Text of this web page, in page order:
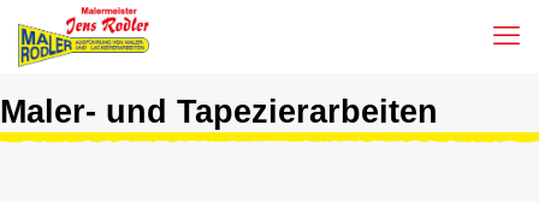
Maler- und Tapezierarbeiten